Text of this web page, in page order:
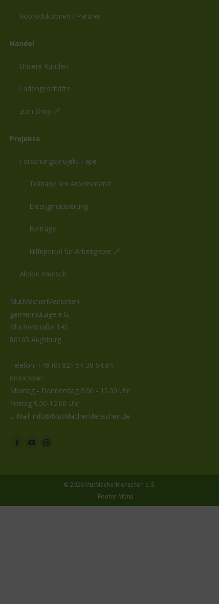
Koproduktionen / Partner
Handel
Unsere Kunden
Ladengeschäfte
zum Shop 🔗
Projekte
Forschungsprojekt Tape
Teilhabe am Arbeitsmarkt
Entstigmatisierung
Beiträge
Hilfeportal für Arbeitgeber 🔗
Aktion Mensch
MutMacherMenschen
gemeinnützige e.G.
Blücherstraße 145
86165 Augsburg
Telefon: +49 (0) 821 54 38 64 84
erreichbar:
Montag - Donnerstag 9.00 - 15.00 Uhr
Freitag 9.00-12.00 Uhr
E-Mail: info@MutMacherMenschen.de
Facebook
YouTubeInstagram
© 2026 MutMacherMenschen e.G.
Footer-Menü